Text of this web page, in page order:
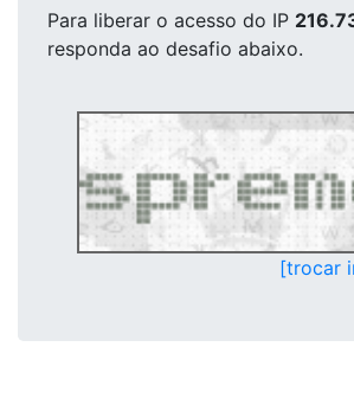
Para liberar o acesso do IP
responda ao desafio abaixo.
[trocar